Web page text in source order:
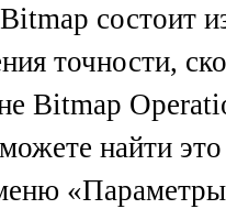
состоит
точности,
Bitmap
найти